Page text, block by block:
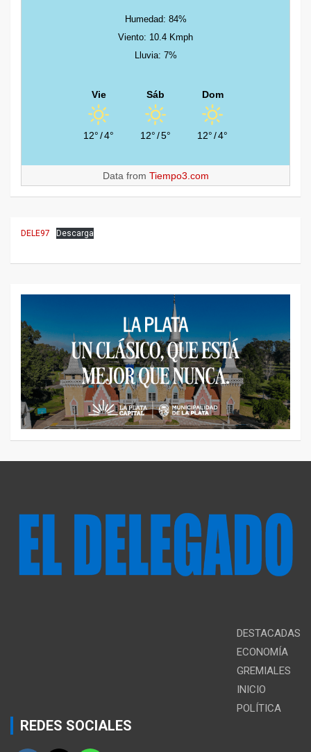
Humedad: 84%
Viento: 10.4 Kmph
Lluvia: 7%
Vie
12°/4°
Sáb
12°/5°
Dom
12°/4°
Data from Tiempo3.com
DELE97 Descarga
DESTACADAS
ECONOMÍA
GREMIALES
INICIO
POLÍTICA
REDES SOCIALES